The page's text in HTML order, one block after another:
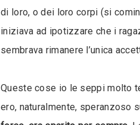
di loro, o dei loro corpi (si
iniziava ad ipotizzare che i
sembrava rimanere l’unica
Queste cose io le seppi molto
ero, naturalmente, speranzoso